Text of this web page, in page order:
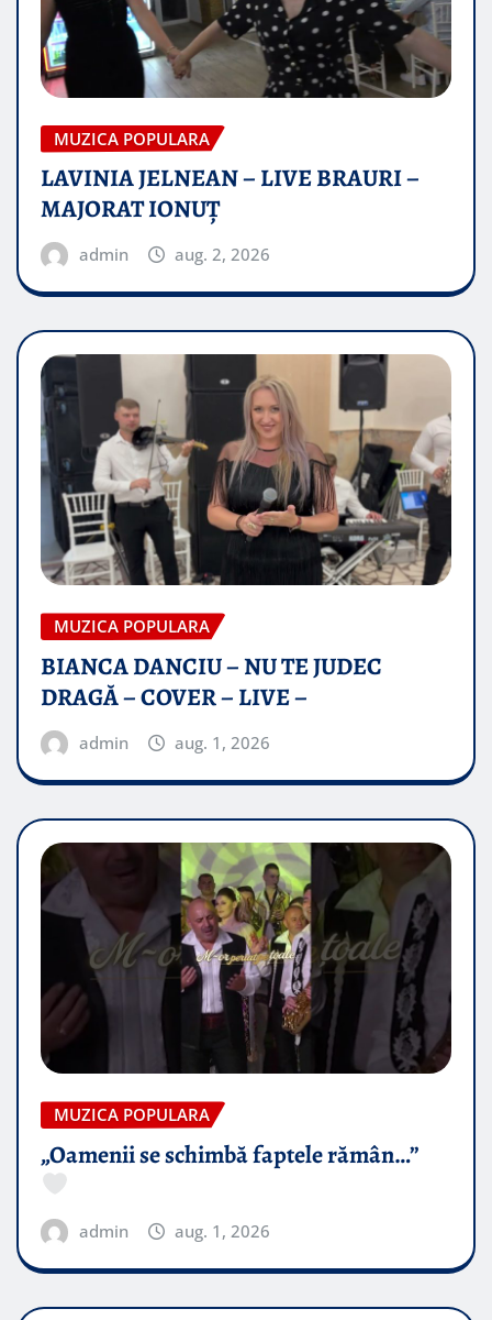
MUZICA POPULARA
LAVINIA JELNEAN – LIVE BRAURI –
MAJORAT IONUŢ
admin aug. 2, 2026
MUZICA POPULARA
BIANCA DANCIU – NU TE JUDEC
DRAGĂ – COVER – LIVE –
admin aug. 1, 2026
MUZICA POPULARA
„Oamenii se schimbă faptele rămân…”
admin aug. 1, 2026